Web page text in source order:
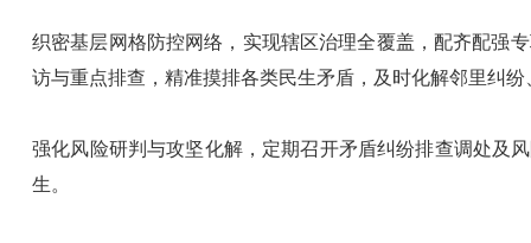
织密基层网格防控网络，实现辖区治理全覆盖，配齐配强
访与重点排查，精准摸排各类民生矛盾，及时化解邻里纠
强化风险研判与攻坚化解，定期召开矛盾纠纷排查调处及
生。